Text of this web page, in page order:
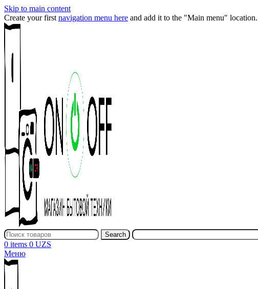
Skip to main content
Create your first navigation menu here and add it to the "Main menu" location.
Search
0 items 0 UZS
Меню